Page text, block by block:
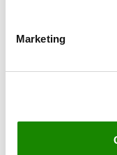
Marketing
Waffenrod-
Hinterrod